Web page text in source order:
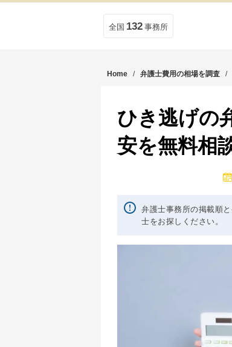
全国 132 事務所
Home / 弁護士費用の相場を調査 /
ひき逃げの
安を無料相
弁護士事務所の掲載順
士をお探しください。